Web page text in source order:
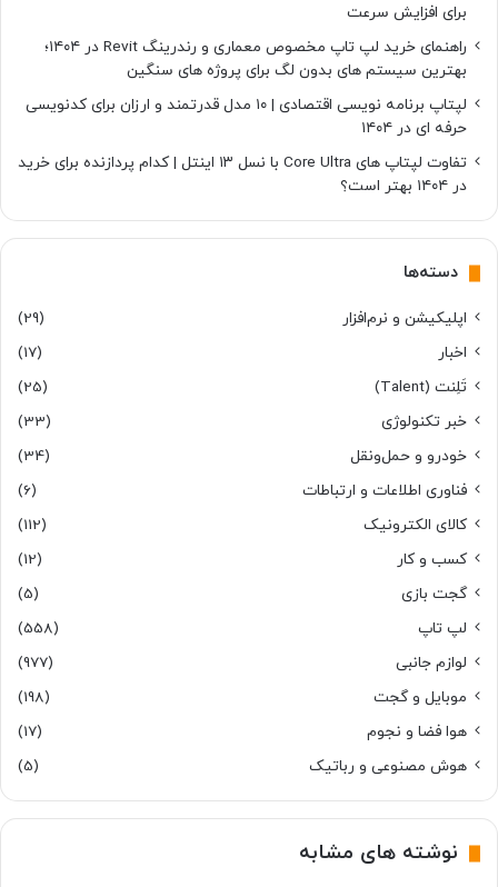
برای افزایش سرعت
راهنمای خرید لپ تاپ مخصوص معماری و رندرینگ Revit در ۱۴۰۴؛
بهترین سیستم های بدون لگ برای پروژه های سنگین
لپتاپ برنامه نویسی اقتصادی | ۱۰ مدل قدرتمند و ارزان برای کدنویسی
حرفه ای در ۱۴۰۴
تفاوت لپتاپ های Core Ultra با نسل ۱۳ اینتل | کدام پردازنده برای خرید
در ۱۴۰۴ بهتر است؟
دسته‌ها
اپلیکیشن و نرم‌افزار
(29)
اخبار
(17)
تَلِنت (Talent)
(25)
خبر تکنولوژی
(33)
خودرو و حمل‌و‌نقل
(34)
فناوری اطلاعات و ارتباطات
(6)
کالای الکترونیک
(112)
کسب و کار
(12)
گجت بازی
(5)
لپ تاپ
(558)
لوازم جانبی
(977)
موبایل و گجت
(198)
هوا فضا و نجوم
(17)
هوش مصنوعی و رباتیک
(5)
نوشته های مشابه